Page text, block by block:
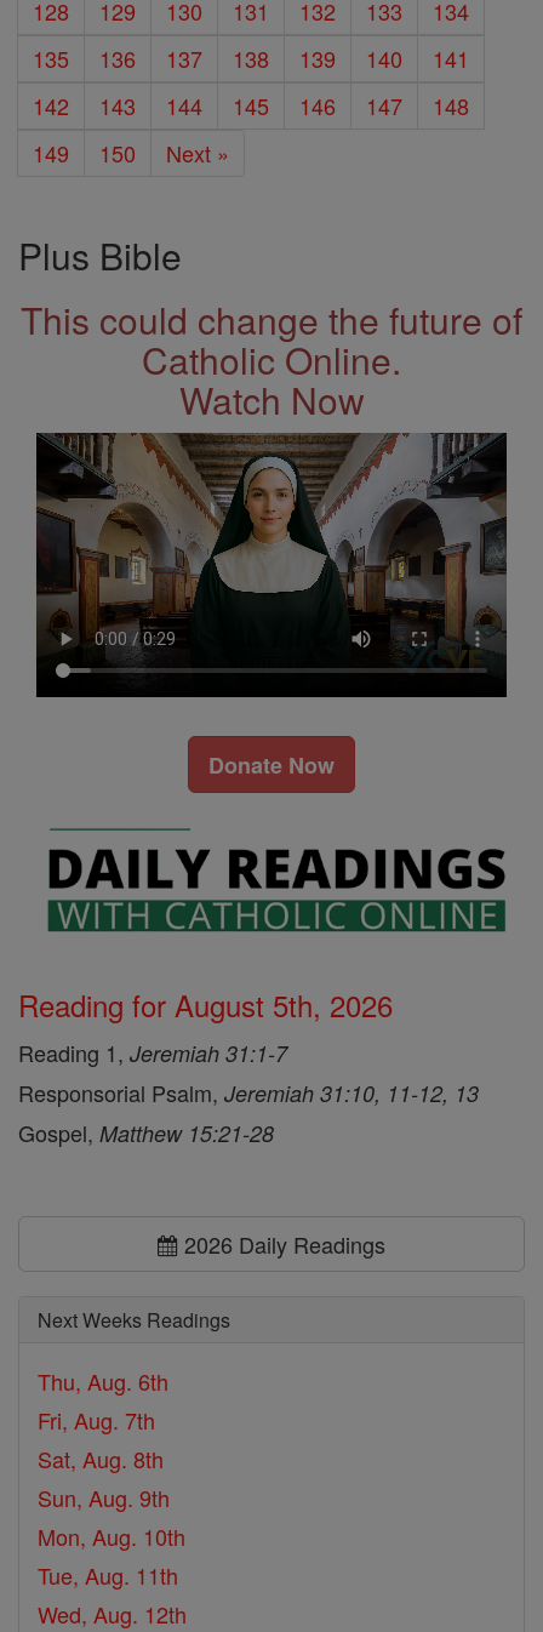
128 129 130 131 132 133
134
135
136 137 138 139 140
141
142
143 144 145 146 147
148
149
150 Next »
Plus Bible
This could change the future of
Catholic Online.
Watch Now
Donate Now
Reading for August 5th, 2026
Reading 1, Jeremiah 31:1-7
Responsorial Psalm, Jeremiah 31:10, 11-12, 13
Gospel, Matthew 15:21-28
2026 Daily Readings
Next Weeks Readings
Thu, Aug. 6th
Fri, Aug. 7th
Sat, Aug. 8th
Sun, Aug. 9th
Mon, Aug. 10th
Tue, Aug. 11th
Wed, Aug. 12th